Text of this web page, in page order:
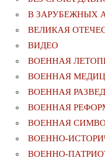
В ЗАРУБЕЖНЫХ
ВЕЛИКАЯ
ВИДЕО
ВОЕННАЯ
ВОЕННАЯ
ВОЕННАЯ
ВОЕННАЯ
ВОЕННАЯ
ВОЕННО-
ВОЕННО-